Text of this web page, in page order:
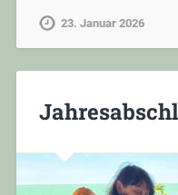
23. Januar 2026